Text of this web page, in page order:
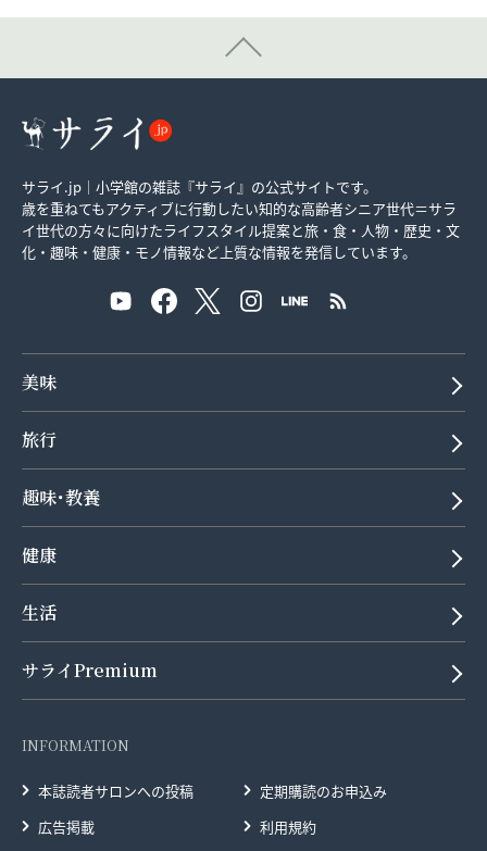
サライ.jp｜小学館の雑誌『サライ』の公式サイトです。
歳を重ねてもアクティブに行動したい知的な高齢者シニア世代＝サラ
イ世代の方々に向けたライフスタイル提案と旅・食・人物・歴史・文
化・趣味・健康・モノ情報など上質な情報を発信しています。
美味
旅行
趣味･教養
健康
生活
サライPremium
INFORMATION
本誌読者サロンへの投稿
定期購読のお申込み
広告掲載
利用規約